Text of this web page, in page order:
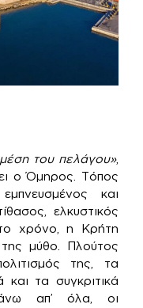
του πελάγου»,
ο Όμηρος. Τόπος
και
ελκυστικός
χρόνο, η Κρήτη
μύθο. Πλούτος
της, τα
και τα συγκριτικά
απ’ όλα, οι